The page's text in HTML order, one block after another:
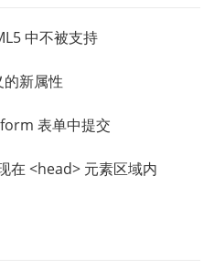
中不被支持
的新属性
表单中提交
在 <head> 元素区域内